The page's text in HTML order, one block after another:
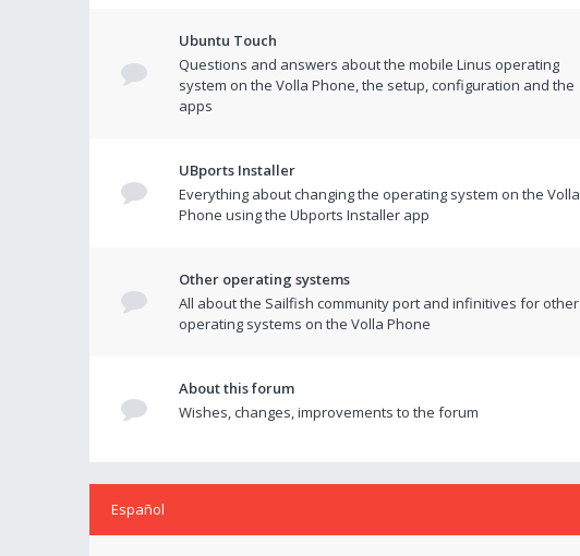
Ubuntu Touch
Questions and answers about the mobile Linus operating
system on the Volla Phone, the setup, configuration and the
apps
UBports Installer
Everything about changing the operating system on the Volla
Phone using the Ubports Installer app
Other operating systems
All about the Sailfish community port and infinitives for other
operating systems on the Volla Phone
About this forum
Wishes, changes, improvements to the forum
Español